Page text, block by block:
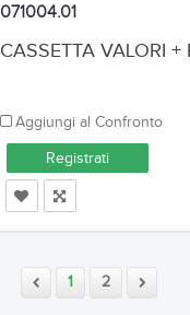
071004.01
CASSETTA VALORI
Aggiungi al Confronto
Registrati
1 2